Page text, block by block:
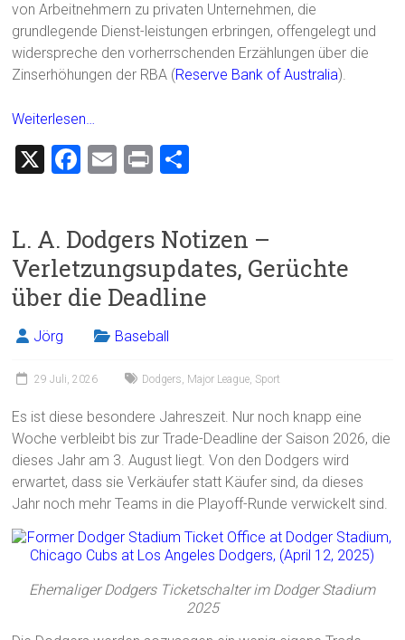
von Arbeitnehmern zu privaten Unternehmen, die
grundlegende Dienst-leistungen erbringen, offengelegt und
widerspreche den vorherrschenden Erzählungen über die
Zinserhöhungen der RBA (Reserve Bank of Australia).
Weiterlesen…
X
F
b
o
ok
E
l
Pr
n
L. A. Dodgers Notizen –
Verletzungsupdates, Gerüchte
über die Deadline
Jörg Baseball
29 Juli, 2026 Dodgers, Major League, Sport
Es ist diese besondere Jahreszeit. Nur noch knapp eine
Woche verbleibt bis zur Trade-Deadline der Saison 2026, die
dieses Jahr am 3. August liegt. Von den Dodgers wird
erwartet, dass sie Verkäufer statt Käufer sind, da dieses
Jahr noch mehr Teams in die Playoff-Runde verwickelt sind.
Ehemaliger Dodgers Ticketschalter im Dodger Stadium
2025